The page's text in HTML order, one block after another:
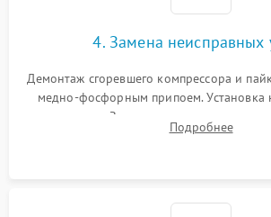
4. Замена неисправных
Демонтаж сгоревшего компрессора и
медно-фосфорным припоем. Установка
осушителя. Замена изношенных
сломанных заслонок или поврежденных
Подробнее